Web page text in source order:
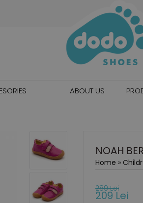
ABOUT US
NOAH
Home »
289 Lei
209 Lei